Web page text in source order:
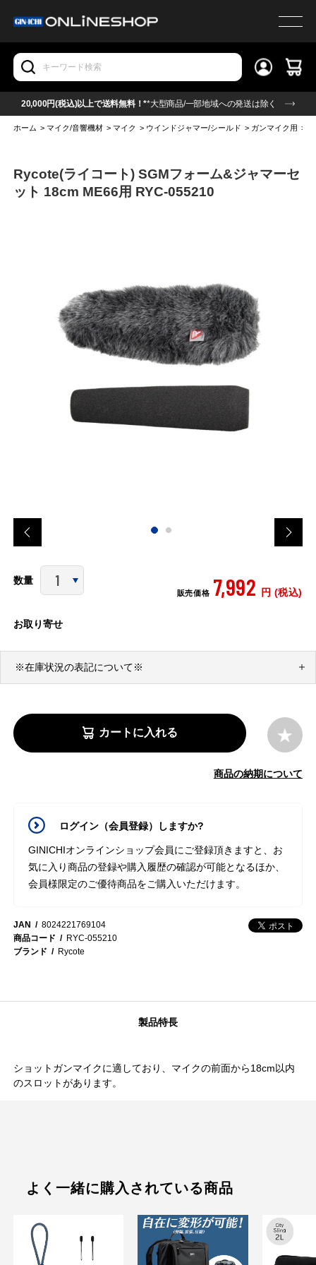
20,000円(税込)以上で送料無料！**大型商品/一部地域への発送は除く
ホーム >マイク/音響機材 >マイク > ウインドジャマー/シールド > ガンマイク用 >
Rycote(ライコート) SGMフォーム&ジャマーセ
ット 18cm ME66用 RYC-055210
数量
販売価格 7,992 円 (税込)
お取り寄せ
※在庫状況の表記について※
カートに入れる
商品の納期について
ログイン（会員登録）しますか?
GINICHIオンラインショップ会員にご登録頂きますと、お
気に入り商品の登録や購入履歴の確認が可能となるほか、
会員様限定のご優待商品をご購入いただけます。
JAN
8024221769104
商品コード
RYC-055210
ブランド
Rycote
製品特長
ショットガンマイクに適しており、マイクの前面から18cm以内
のスロットがあります。
よく一緒に購入されている商品